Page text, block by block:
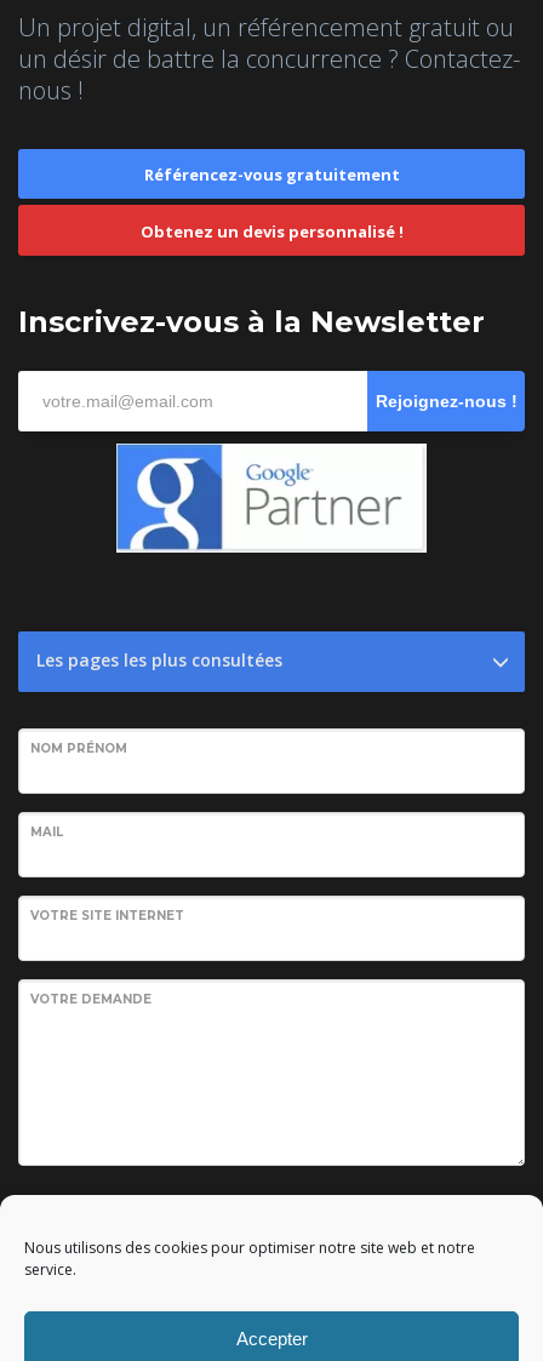
Nous utilisons des cookies pour optimiser notre site web et notre
service.
Accepter
Un projet digital, un référencement gratuit ou
un désir de battre la concurrence ? Contactez-
nous !
Référencez-vous gratuitement
Obtenez un devis personnalisé !
Inscrivez-vous à la Newsletter
Rejoignez-nous !
Les pages les plus consultées
NOM PRÉNOM
MAIL
VOTRE SITE INTERNET
VOTRE DEMANDE